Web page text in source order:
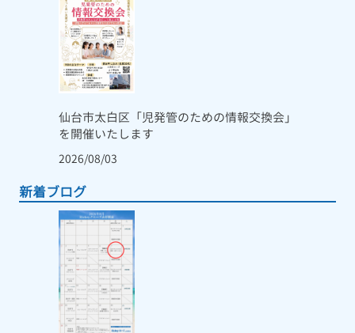
仙台市太白区「児発管のための情報交換会」
を開催いたします
2026/08/03
新着ブログ